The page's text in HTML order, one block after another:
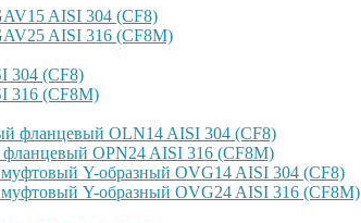
AISI 304 (CF8)
AISI 316 (CF8M)
304 (CF8)
316 (CF8M)
фланцевый OLN14 AISI 304 (CF8)
OPN24 AISI 316 (CF8M)
Y-образный OVG14 AISI 304 (CF8)
Y-образный OVG24 AISI 316 (CF8М)